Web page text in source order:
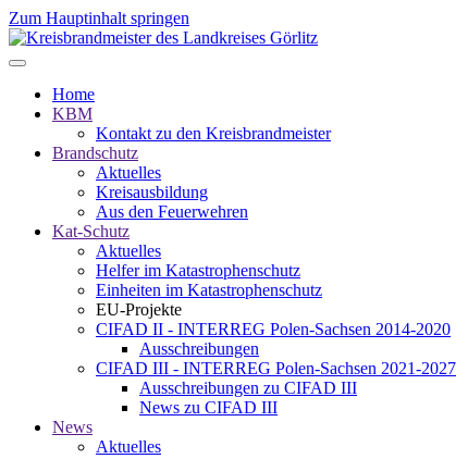
Zum Hauptinhalt springen
Home
KBM
Kontakt zu den Kreisbrandmeister
Brandschutz
Aktuelles
Kreisausbildung
Aus den Feuerwehren
Kat-Schutz
Aktuelles
Helfer im Katastrophenschutz
Einheiten im Katastrophenschutz
EU-Projekte
CIFAD II - INTERREG Polen-Sachsen 2014-2020
Ausschreibungen
CIFAD III - INTERREG Polen-Sachsen 2021-2027
Ausschreibungen zu CIFAD III
News zu CIFAD III
News
Aktuelles